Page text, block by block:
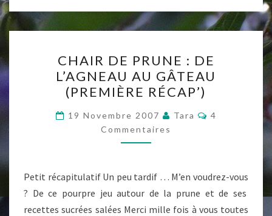
DE
PRUNE
:
DE
L’AGNEAU
AU
(PREMIÈRE
RÉCAP’)
CHAIR DE PRUNE : DE
L’AGNEAU AU GÂTEAU
(PREMIÈRE RÉCAP’)
19 Novembre 2007 Tara
4
Commentaires
Petit récapitulatif Un peu tardif … M’en voudrez-vous
? De ce pourpre jeu autour de la prune et de ses
recettes sucrées salées Merci mille fois à vous toutes